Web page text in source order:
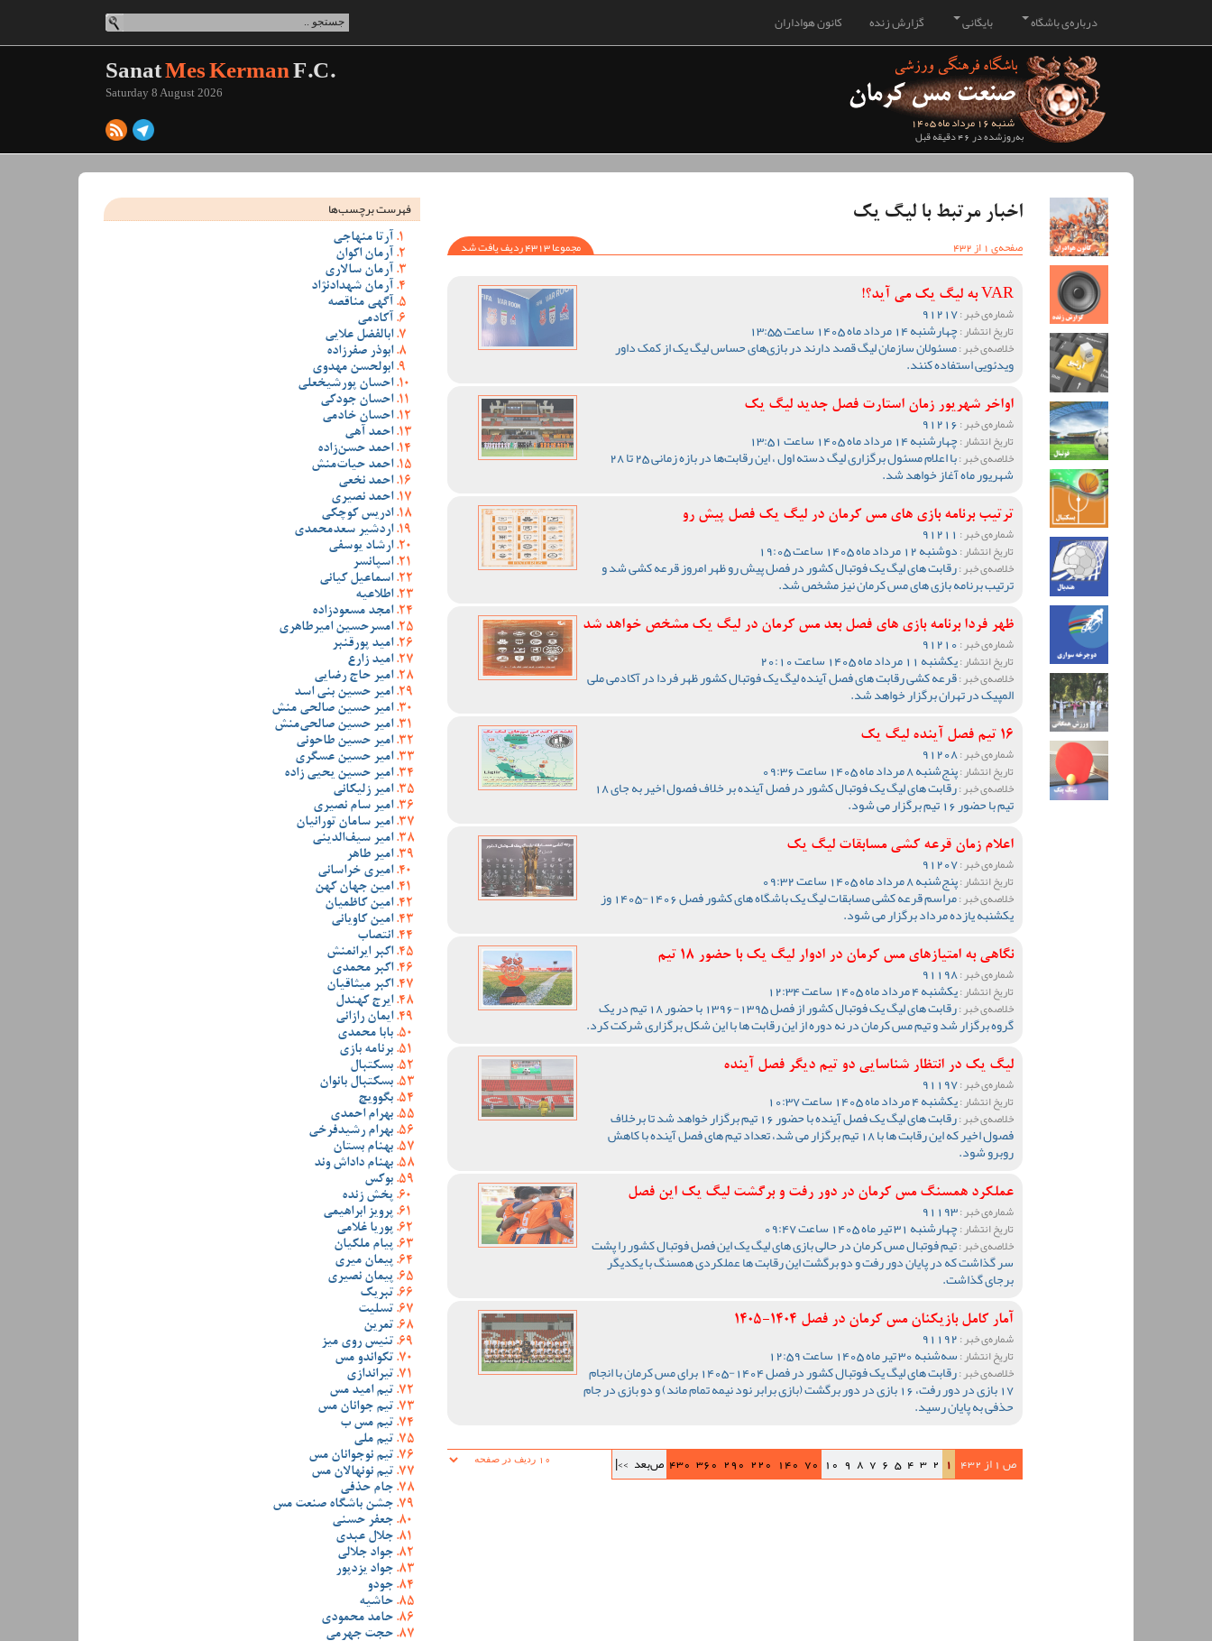
کانون هواداران گزارش زنده بایگانی درباره‌ی باشگاه
شنبه 16 مرداد ماه 1405
به‌روزشده در 46 دقیقه قبل
SanatMes KermanF.C.
Saturday 8 August 2026
اخبار مرتبط با لیگ یک
صفحه‌ی 1 از 432
مجموعا 4313 ردیف یافت شد
VAR به لیگ یک می آید؟!
شماره‌ی خبر :91217
تاریخ انتشار :چهارشنبه 14 مرداد ماه 1405 ساعت 13:55
خلاصه‌ی خبر :مسئولان سازمان لیگ قصد دارند در بازی‌های حساس لیگ یک از کمک داور
ویدئویی استفاده کنند.
اواخر شهریور زمان استارت فصل جدید لیگ یک
شماره‌ی خبر :
تاریخ انتشار :چهارشنبه 14 مرداد ماه 1405 ساعت 13:51
خلاصه‌ی خبر : با اعلام مسئول برگزاری لیگ دسته اول ، این رقابت‌ها در بازه زمانی 25 تا 28
شهریور ماه آغاز خواهد شد.
ترتیب برنامه بازی های مس کرمان در لیگ یک فصل پیش رو
شماره‌ی خبر :
تاریخ انتشار :دوشنبه 12 مرداد ماه 1405 ساعت 19:05
خلاصه‌ی خبر :رقابت های لیگ یک فوتبال کشور در فصل پیش رو ظهر امروز قرعه کشی شد و
ترتیب برنامه بازی های مس کرمان نیز مشخص شد.
ظهر فردا برنامه بازی های فصل بعد مس کرمان در لیگ یک مشخص خواهد شد
شماره‌ی خبر :
تاریخ انتشار :یکشنبه 11 مرداد ماه 1405 ساعت 20:10
خلاصه‌ی خبر :قرعه کشی رقابت های فصل آینده لیگ یک فوتبال کشور ظهر فردا در آکادمی ملی
المپیک در تهران برگزار خواهد شد.
16 تیم فصل آینده لیگ یک
شماره‌ی خبر :91208
تاریخ انتشار :پنج‌شنبه 8 مرداد ماه 1405 ساعت 09:36
خلاصه‌ی خبر : رقابت های لیگ یک فوتبال کشور در فصل آینده بر خلاف فصول اخیر به جای 18
تیم با حضور 16 تیم برگزار می شود.
اعلام زمان قرعه کشی مسابقات لیگ یک
شماره‌ی خبر :91207
تاریخ انتشار :پنج‌شنبه 8 مرداد ماه 1405 ساعت 09:32
خلاصه‌ی خبر : مراسم قرعه کشی مسابقات لیگ یک باشگاه های کشور فصل 1406-1405 وز
یکشنبه یازده مرداد برگزار می شود.
نگاهی به امتیازهای مس کرمان در ادوار لیگ یک با حضور 18 تیم
شماره‌ی خبر :91198
تاریخ انتشار :یکشنبه 4 مرداد ماه 1405 ساعت 12:34
خلاصه‌ی خبر : رقابت های لیگ یک فوتبال کشور از فصل 1395-1396 با حضور 18 تیم در یک
گروه برگزار شد و تیم مس کرمان در نه دوره از این رقابت ها با این شکل برگزاری شرکت کرد.
لیگ یک در انتظار شناسایی دو تیم دیگر فصل آینده
شماره‌ی خبر :91197
تاریخ انتشار :یکشنبه 4 مرداد ماه 1405 ساعت 10:37
خلاصه‌ی خبر : رقابت های لیگ یک فصل آینده با حضور 16 تیم برگزار خواهد شد تا برخلاف
فصول اخیر که این رقابت ها با 18 تیم برگزار می شد، تعداد تیم های فصل آینده با کاهش
روبرو شود.
عملکرد همسنگ مس کرمان در دور رفت و برگشت لیگ یک این فصل
شماره‌ی خبر :91193
تاریخ انتشار :چهارشنبه 31 تیر ماه 1405 ساعت 09:47
خلاصه‌ی خبر :تیم فوتبال مس کرمان در حالی بازی های لیگ یک این فصل فوتبال کشور را پشت
سر گذاشت که در پایان دور رفت و دو برگشت این رقابت ها عملکردی همسنگ با یکدیگر
برجای گذاشت.
آمار کامل بازیکنان مس کرمان در فصل 1404-1405
شماره‌ی خبر :
تاریخ انتشار :سه‌شنبه 30 تیر ماه 1405 ساعت 12:59
خلاصه‌ی خبر : رقابت های لیگ یک فوتبال کشور در فصل 1404-1405 برای مس کرمان با انجام
17 بازی در دور رفت، 16 بازی در دور برگشت (بازی برابر نود نیمه تمام ماند) و دو بازی در جام
حذفی به پایان رسید.
ص 1 از 432 1
2
3
4
5
6
7
8
9
10
70
140
220
290
360
430 ص‌بعد >>|
فهرست برچسب‌ها
آرتا منهاجی
آرمان اکوان
آرمان سالاری
آرمان شهدادنژاد
آگهی مناقصه
آکادمی
ابالفضل علایی
ابوذر صفرزاده
ابولحسن مهدوی
احسان پورشیخعلی
احسان جودکی
احسان خادمی
احمد آهی
احمد حسن‌زاده
احمد حیات‌منش
احمد نخعی
احمد نصیری
ادریس کوچکی
اردشیر سعدمحمدی
ارشاد یوسفی
اسپانسر
اسماعیل کیانی
اطلاعیه
امجد مسعودزاده
امسرحسین امیرطاهری
امید پورقنبر
امید زارع
امیر حاج رضایی
امیر حسین بنی اسد
امیر حسین صالحی منش
امیر حسین صالحی‌منش
امیر حسین طاحونی
امیر حسین عسگری
امیر حسین یحیی زاده
امیر زلیکانی
امیر سام نصیری
امیر سامان تورانیان
امیر سیف‌الدینی
امیر طاهر
امیری خراسانی
امین جهان کهن
امین کاظمیان
امین کاویانی
انتصاب
اکبر ایرانمنش
اکبر محمدی
اکبر میثاقیان
ایرج کهندل
ایمان رازانی
بابا محمدی
برنامه بازی
بسکتبال
بسکتبال بانوان
بگوویچ
بهرام احمدی
بهرام رشیدفرخی
بهنام بستان
بهنام داداش وند
بوکس
پخش زنده
پرویز ابراهیمی
پوریا غلامی
پیام ملکیان
پیمان میری
پیمان نصیری
تبریک
تسلیت
تمرین
تنیس روی میز
تکواندو مس
تیراندازی
تیم امید مس
تیم جوانان مس
تیم مس ب
تیم ملی
تیم نوجوانان مس
تیم نونهالان مس
جام حذفی
جشن باشگاه صنعت مس
جعفر حسنی
جلال عبدی
جواد جلالی
جواد یزدپور
جودو
حاشیه
حامد محمودی
حجت جهرمی